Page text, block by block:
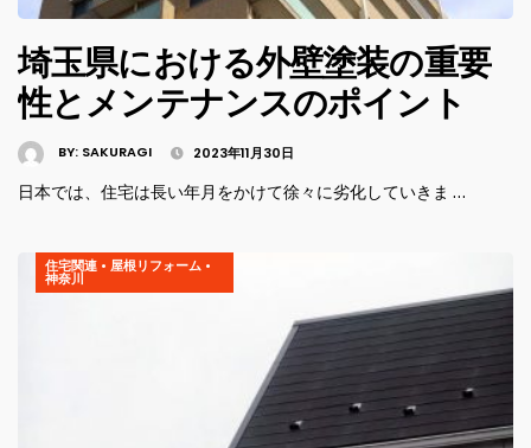
埼玉県における外壁塗装の重要
性とメンテナンスのポイント
BY: SAKURAGI 2023年11月30日
日本では、住宅は長い年月をかけて徐々に劣化していきま …
住宅関連 • 屋根リフォーム •
神奈川